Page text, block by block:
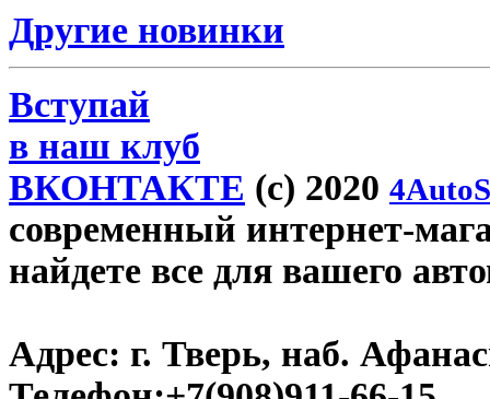
Другие новинки
Вступай
в наш клуб
ВКОНТАКТЕ (c) 2020
современный интернет-
найдете все для вашего
Адрес: г. Тверь, наб.